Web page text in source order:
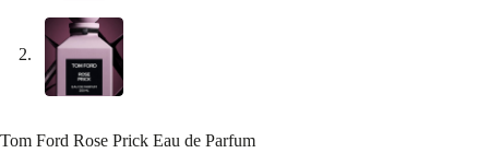
Tom Ford Rose Prick Eau de Parfum